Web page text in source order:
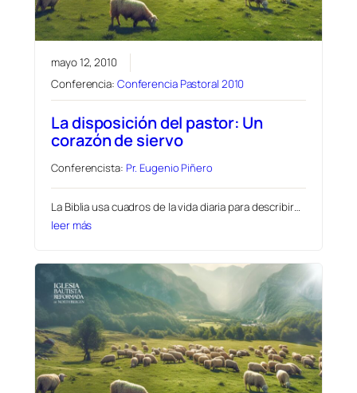
mayo 12, 2010
Conferencia: Conferencia Pastoral 2010
La disposición del pastor: Un
corazón de siervo
Conferencista: Pr. Eugenio Piñero
La Biblia usa cuadros de la vida diaria para describir…
leer más